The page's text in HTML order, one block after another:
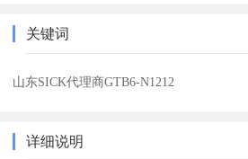
关键词
山东SICK代理商GTB6-N1212
详细说明